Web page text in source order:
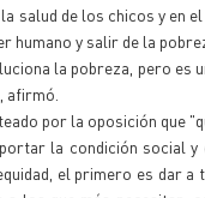
salud de los chicos y en
humano y salir de la
la pobreza, pero
afirmó.
por la oposición que
la condición social
el primero es dar